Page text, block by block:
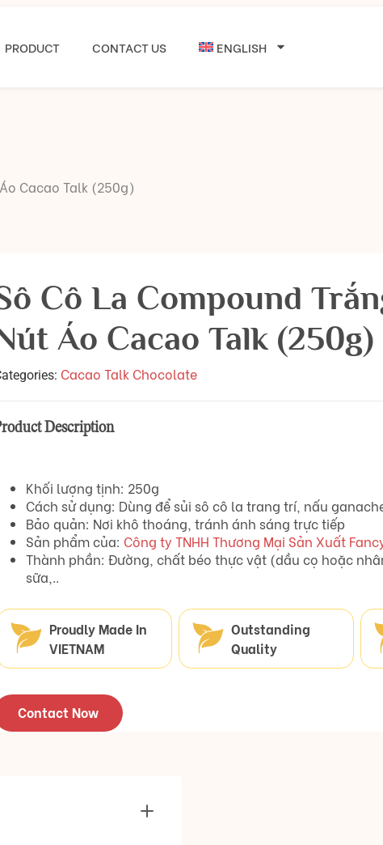
PRODUCT CONTACT US ENGLISH
Cacao Talk (250g)
Cô La Compound
Áo Cacao Talk (250g)
Cacao Talk Chocolate
Description
Khối lượng tịnh: 250g
Cách sử dụng: Dùng để sủi sô cô la trang trí, nấu
Bảo quản: Nơi khô thoáng, tránh ánh sáng trực tiếp
Sản phẩm của: Công ty TNHH Thương Mại Sản Xuất
Thành phần: Đường, chất béo thực vật (dầu cọ hoặc
sữa,..
Proudly Made In
VIETNAM
Outstanding
Quality
Contact Now